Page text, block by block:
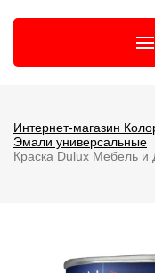
Интернет-магазин
Эмали универсальные
Краска Dulux Мебель и